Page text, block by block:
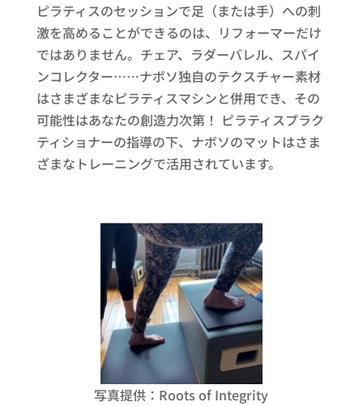
ピラティスのセッションで足（または手）への刺
激を高めることができるのは、リフォーマーだけ
ではありません。チェア、ラダーバレル、スパイ
ンコレクター……ナボソ独自のテクスチャー素材
はさまざまなピラティスマシンと併用でき、その
可能性はあなたの創造力次第！ ピラティスプラク
ティショナーの指導の下、ナボソのマットはさま
ざまなトレーニングで活用されています。
写真提供：Roots of Integrity